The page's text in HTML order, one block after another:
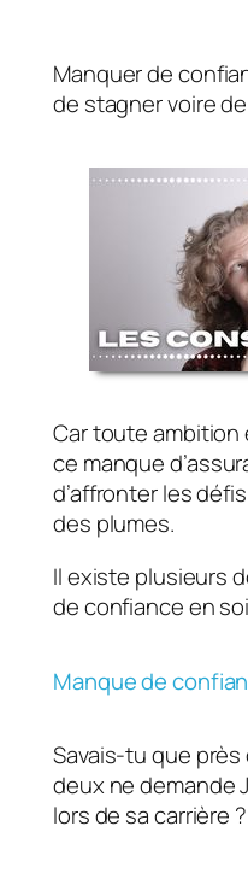
Manquer de
de stagner voire
Car toute
ce manque
d’affronter les
des plumes.
Il existe plusieurs
de confiance en
Manque de
Savais-tu que près
deux ne demande
lors de sa carrière ?